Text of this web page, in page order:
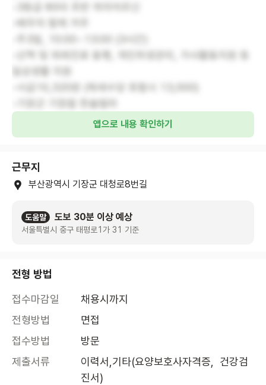
-기장군 기장읍 한솔빌라
앱으로 내용 확인하기
근무지
부산광역시 기장군 대청로8번길
도움말 도보 30분 이상 예상
서울특별시 중구 태평로1가 31 기준
전형 방법
접수마감일
채용시까지
전형방법
면접
접수방법
방문
제출서류
이력서,기타(요양보호사자격증,  건강검
진서)